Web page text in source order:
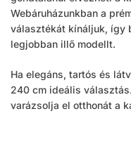
Webáruházunkban a
választékát kínáljuk, így
legjobban illő modellt.
Ha elegáns, tartós és
240 cm ideális
varázsolja el otthonát a